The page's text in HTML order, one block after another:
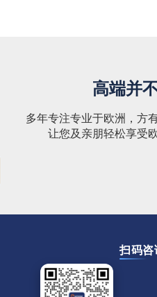
高端并
多年专注专业于欧洲，方
让您及亲朋轻松享受
扫码咨